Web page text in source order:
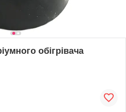
обігрівача